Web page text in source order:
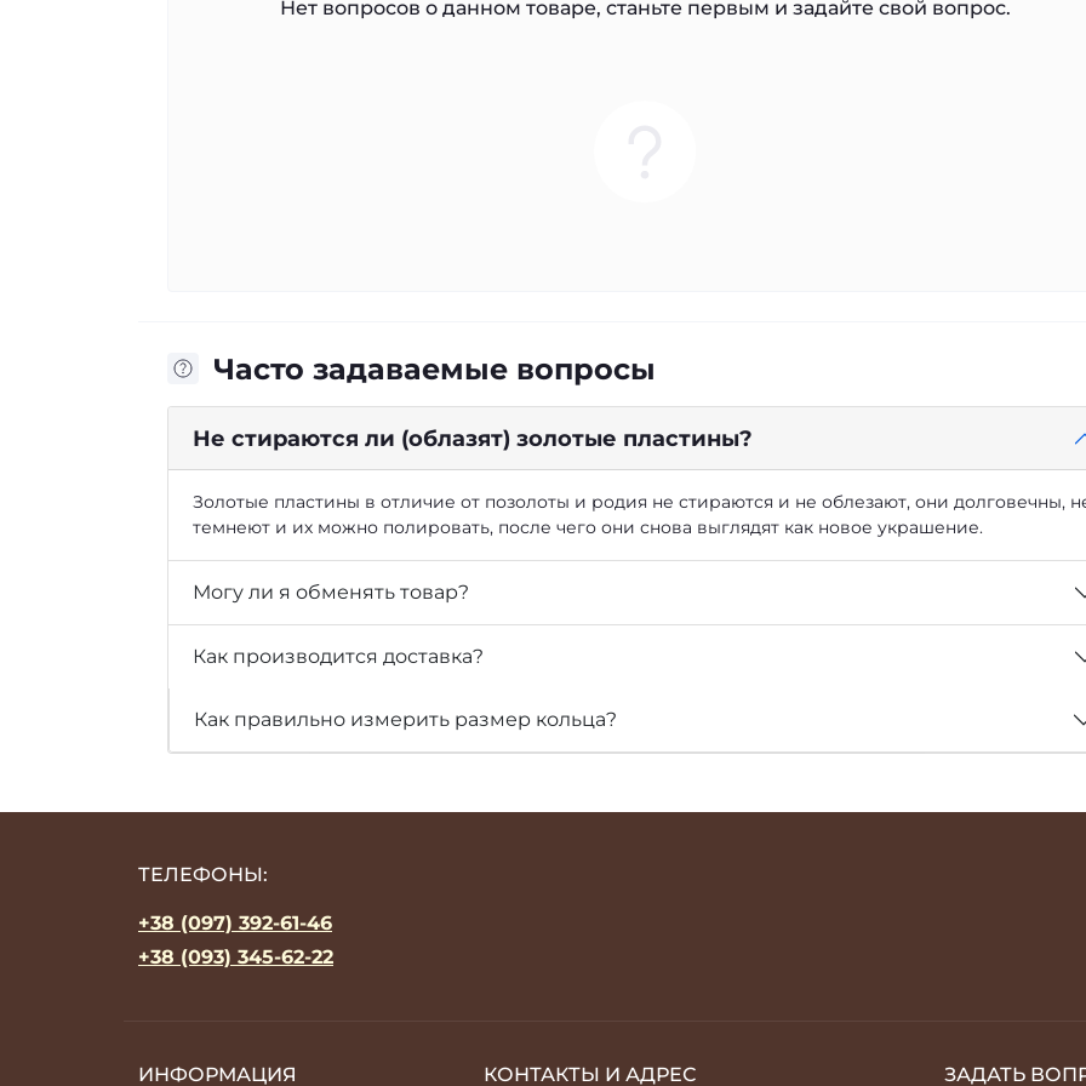
Нет вопросов о данном товаре, станьте первым и задайте свой вопрос.
Часто задаваемые вопросы
Не стираются ли (облазят) золотые пластины?
Золотые пластины в отличие от позолоты и родия не стираются и не облезают, они долговечны,
темнеют и их можно полировать, после чего они снова выглядят как новое украшение.
Могу ли я обменять товар?
Как производится доставка?
Как правильно измерить размер кольца?
ТЕЛЕФОНЫ:
+38 (097) 392-61-46
+38 (093) 345-62-22
ИНФОРМАЦИЯ КОНТАКТЫ И АДРЕС ЗАДАТЬ